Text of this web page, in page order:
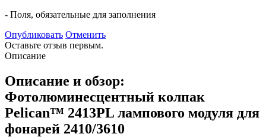
- Поля, обязательные для заполнения
Опубликовать Отменить
Оставьте отзыв первым.
Описание
Описание и обзор:
Фотолюминесцентный колпак
Pelican™ 2413PL лампового модуля для
фонарей 2410/3610